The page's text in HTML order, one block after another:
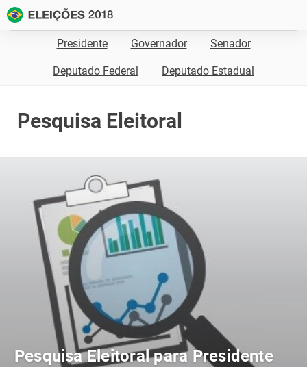
Presidente Governador Senador
Deputado Federal Deputado Estadual
Pesquisa Eleitoral
Pesquisa Eleitoral para Presidente